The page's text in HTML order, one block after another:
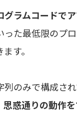
ラムコードで
た最低限のプ
す。
のみで構成さ
惑通りの動作